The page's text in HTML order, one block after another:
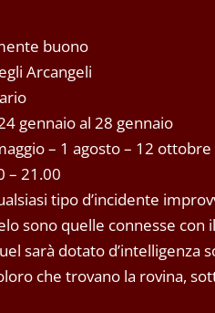
buono
Arcangeli
gennaio al 28 gennaio
– 1 agosto – 12
– 21.00
tipo d’incidente
sono quelle connesse
sarà dotato
che trovano la rovina,